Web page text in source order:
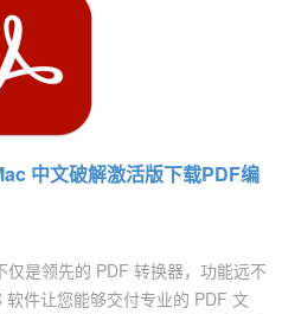
中文破解激活版下载PDF编
是领先的 PDF 转换器，功能远不
件让您能够交付专业的 PDF 文